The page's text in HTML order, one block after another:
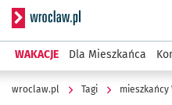
Serwis
WAKACJE Dla Mieszkańca
wroclaw.pl Tagi mieszkańcy